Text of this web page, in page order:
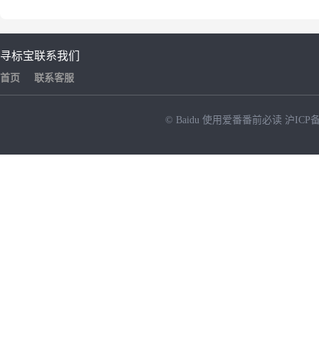
寻标宝
首页
联系我们
联系客服
© Baidu 使用爱番番前必读 沪ICP